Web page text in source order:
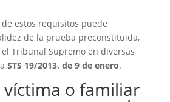
estos requisitos puede
de la prueba preconstituida,
Tribunal Supremo en diversas
STS 19/2013, de 9 de enero.
víctima o familiar